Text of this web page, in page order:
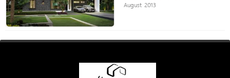
August 2013